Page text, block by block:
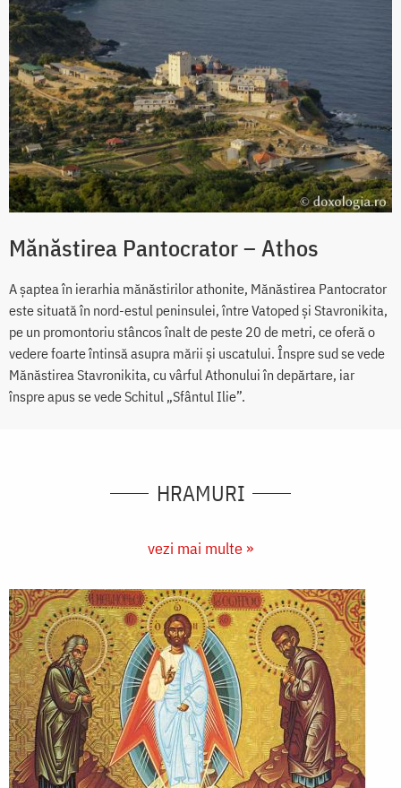
Mănăstirea Pantocrator – Athos
A şaptea în ierarhia mănăstirilor athonite, Mănăstirea Pantocrator
este situată în nord-estul peninsulei, între Vatoped şi Stavronikita,
pe un promontoriu stâncos înalt de peste 20 de metri, ce oferă o
vedere foarte întinsă asupra mării şi uscatului. Înspre sud se vede
Mănăstirea Stavronikita, cu vârful Athonului în depărtare, iar
înspre apus se vede Schitul „Sfântul Ilie”.
HRAMURI
vezi mai multe »